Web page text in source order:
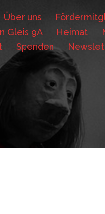
Über uns
Gleis 9A Heimat
Spenden